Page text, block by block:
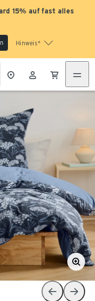
15% auf fast alles
Hinweis*